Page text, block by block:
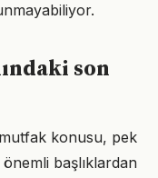
son
konusu, pek
başlıklardan